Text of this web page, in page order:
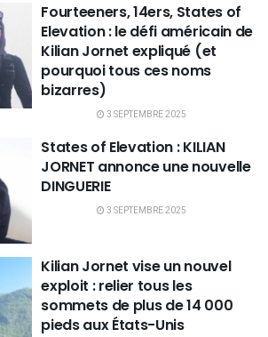
Fourteeners, 14ers, States of
Elevation : le défi américain de
Kilian Jornet expliqué (et
pourquoi tous ces noms
bizarres)
3 SEPTEMBRE 2025
States of Elevation : KILIAN
JORNET annonce une nouvelle
DINGUERIE
3 SEPTEMBRE 2025
Kilian Jornet vise un nouvel
exploit : relier tous les
sommets de plus de 14 000
pieds aux États-Unis